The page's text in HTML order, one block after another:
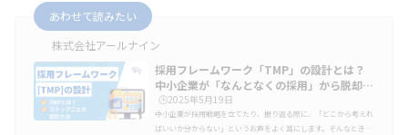
す。学生の動きから考える…
あわせて読みたい
株式会社アールナイン
採用フレームワーク「TMP」の設計とは？
中小企業が「なんとなくの採用」から脱却
す…
🕒️2025年5月19日
中小企業が採用戦略を立てたり、振り返る際に、「どこから考えれ
ばいいか分からない」というお声をよく耳にします。そんなときに